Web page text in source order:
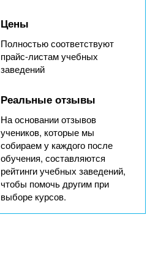
Цены
Полностью соответствуют
прайс-листам учебных
заведений
Реальные отзывы
На основании отзывов
учеников, которые мы
собираем у каждого после
обучения, составляются
рейтинги учебных заведений,
чтобы помочь другим при
выборе курсов.